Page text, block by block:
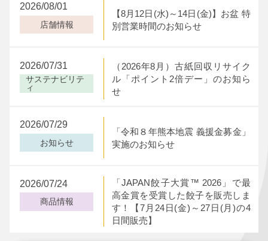
2026/08/01
店舗情報
【8月12日(水)～14日(金)】お盆 特
別営業時間のお知らせ
2026/07/31
サステナビリテ
ィ
（2026年8月）古紙回収リサイク
ル「ポイント2倍デー」のお知ら
せ
2026/07/29
お知らせ
「令和８年熊本地震 義援金募金」
実施のお知らせ
2026/07/24
商品情報
「JAPAN餃子大賞™ 2026」で最
高金賞を受賞した餃子を販売しま
す！【7月24日(金)～27日(月)の4
日間販売】